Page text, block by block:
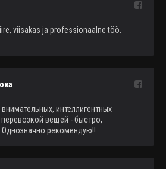
viisakas ja professionaalne töö.
интеллигентных
вещей - быстро,
рекомендую!!